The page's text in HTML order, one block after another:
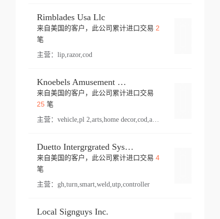
Rimblades Usa Llc
来自美国的客户，此公司累计进口交易 2
笔
主营： lip,razor,cod
Knoebels Amusement Resort
来自美国的客户，此公司累计进口交易
25笔
主营： vehicle,pl 2,arts,home decor,cod,amusement ride,sea
Duetto Intergrgrated Systems Inc.
来自美国的客户，此公司累计进口交易 4
笔
主营： gh,turn,smart,weld,utp,controller
Local Signguys Inc.